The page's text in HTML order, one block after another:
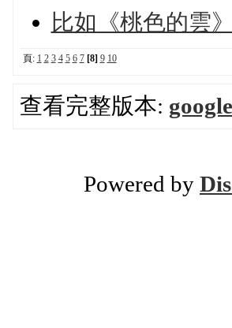
比如《桃色的雲》
頁: 1 2 3 4 5 6 7 [8] 9 10
查看完整版本:
Powered by